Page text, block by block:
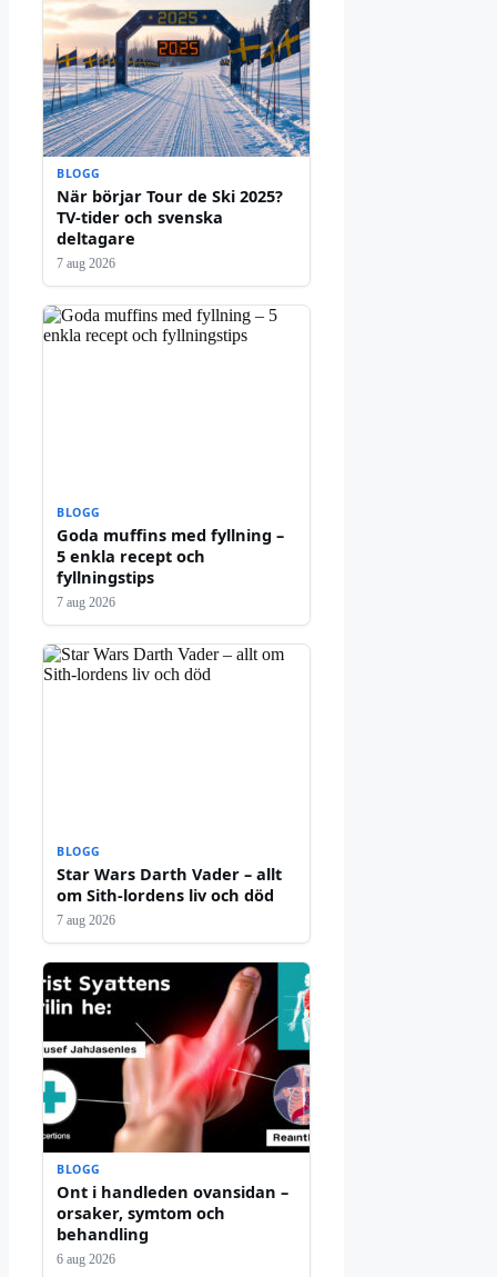
BLOGG
När börjar Tour de Ski 2025?
TV-tider och svenska
deltagare
7 aug 2026
BLOGG
Goda muffins med fyllning –
5 enkla recept och
fyllningstips
7 aug 2026
BLOGG
Star Wars Darth Vader – allt
om Sith-lordens liv och död
7 aug 2026
BLOGG
Ont i handleden ovansidan –
orsaker, symtom och
behandling
6 aug 2026